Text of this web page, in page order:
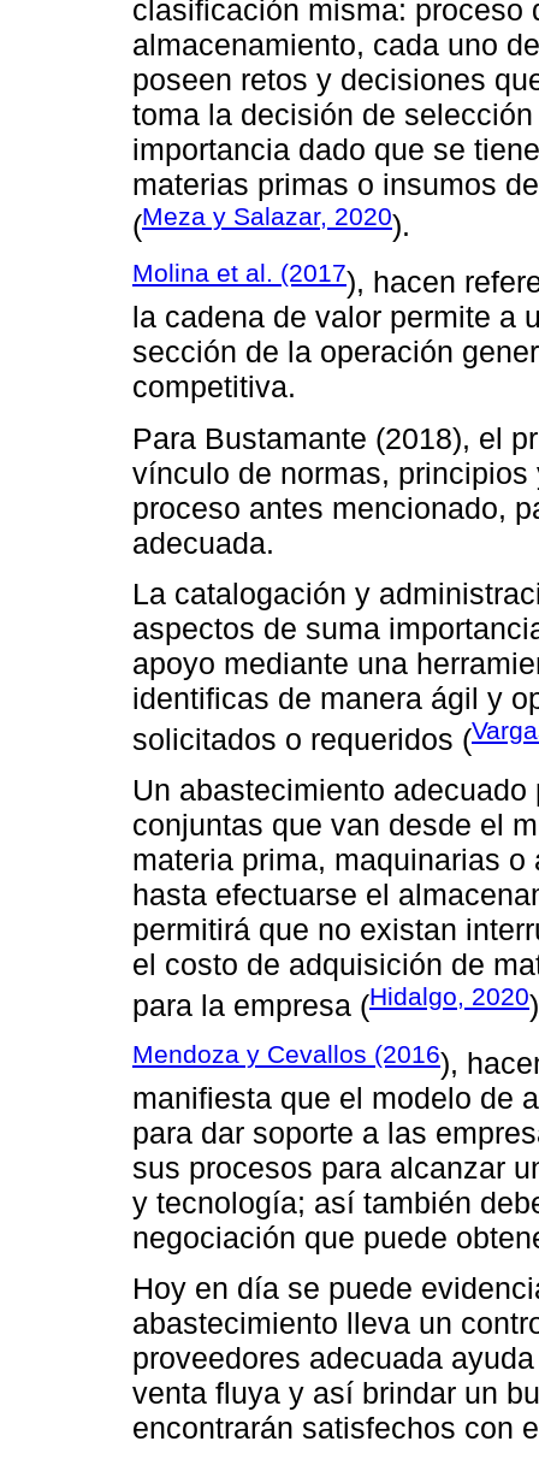
clasificación misma: proceso
almacenamiento, cada uno
poseen retos y decisiones
toma la decisión de
importancia dado que se
materias primas o insumos
(Meza y Salazar, 2020).
Molina et al. (2017), hacen
la cadena de valor permite a
sección de la operación
competitiva.
Para Bustamante (2018), el
vínculo de normas,
proceso antes mencionado,
adecuada.
La catalogación y
aspectos de suma
apoyo mediante una
identificas de manera ágil y
solicitados o requeridos (
Un abastecimiento
conjuntas que van desde el
materia prima, maquinarias
hasta efectuarse el
permitirá que no existan
el costo de adquisición de
para la empresa (Hidalgo, 2020
Mendoza y Cevallos (2016),
manifiesta que el modelo de
para dar soporte a las
sus procesos para alcanzar
y tecnología; así también
negociación que puede
Hoy en día se puede
abastecimiento lleva un
proveedores adecuada
venta fluya y así brindar un
encontrarán satisfechos con